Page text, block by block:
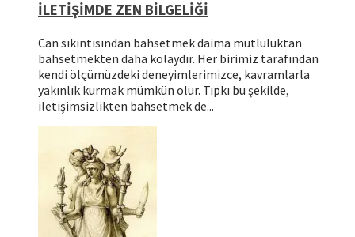
İLETİŞİMDE ZEN BİLGELİĞİ
Can sıkıntısından bahsetmek daima mutluluktan
bahsetmekten daha kolaydır. Her birimiz tarafından
kendi ölçümüzdeki deneyimlerimizce, kavramlarla
yakınlık kurmak mümkün olur. Tıpkı bu şekilde,
iletişimsizlikten bahsetmek de...